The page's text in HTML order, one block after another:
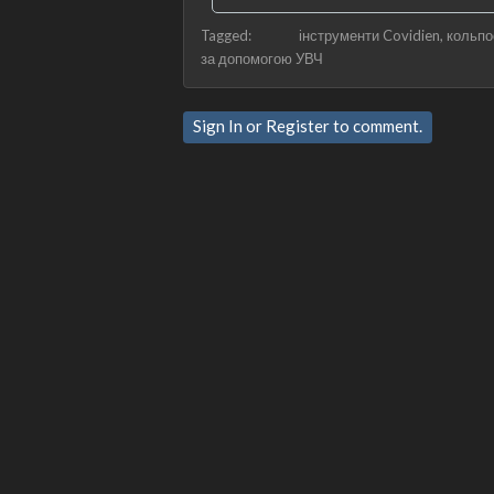
Tagged: інструменти Covidien
за допомогою УВЧ
Sign In or Registerto comment.